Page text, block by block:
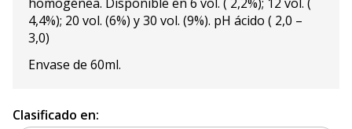
4,4%); 20 vol. (6%) y 30 vol. (9%). pH ácido ( 2,0 –
3,0)
Envase de 60ml.
Clasificado en: